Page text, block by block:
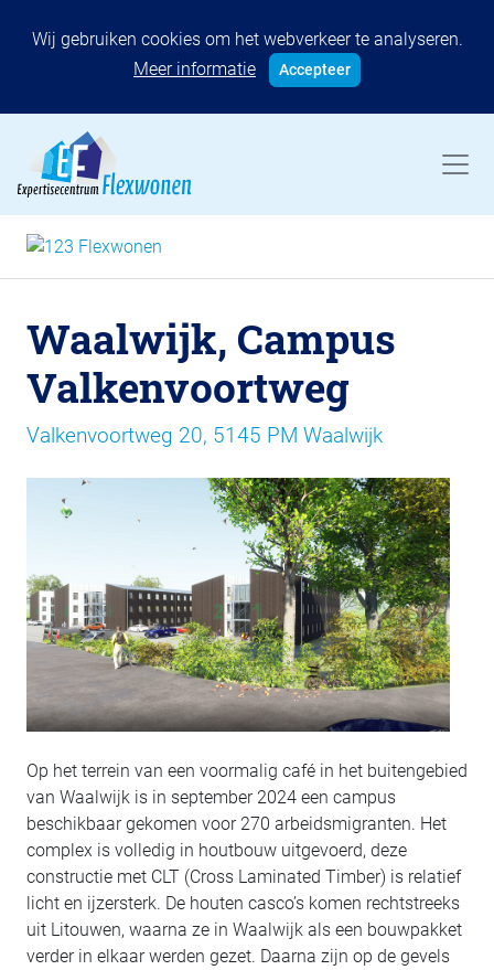
Wij gebruiken cookies om het webverkeer te analyseren.
Meer informatie
Accepteer
Waalwijk, Campus
Valkenvoortweg
Valkenvoortweg 20, 5145 PM Waalwijk
Op het terrein van een voormalig café in het buitengebied
van Waalwijk is in september 2024 een campus
beschikbaar gekomen voor 270 arbeidsmigranten. Het
complex is volledig in houtbouw uitgevoerd, deze
constructie met CLT (Cross Laminated Timber) is relatief
licht en ijzersterk. De houten casco’s komen rechtstreeks
uit Litouwen, waarna ze in Waalwijk als een bouwpakket
verder in elkaar werden gezet. Daarna zijn op de gevels